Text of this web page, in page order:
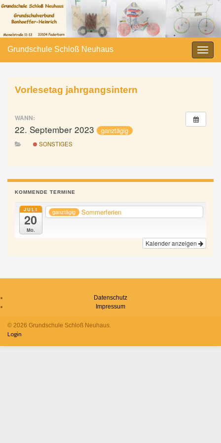
Grundschule Schloß Neuhaus
Vorlesetag jahrgangsintern
WANN:
22. September 2023 ganztägig
SONSTIGES
KOMMENDE TERMINE
JULI
20
Mo.
ganztägig Sommerferien
Kalender anzeigen
Datenschutz
Impressum
© 2026 Grundschule Schloß Neuhaus.
Login